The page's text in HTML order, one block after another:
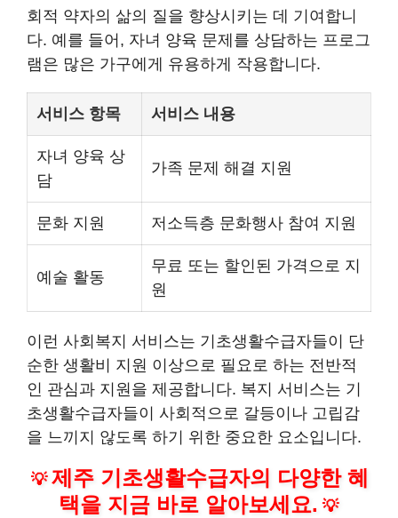
회적 약자의 삶의 질을 향상시키는 데 기여합니
다. 예를 들어, 자녀 양육 문제를 상담하는 프로그
램은 많은 가구에게 유용하게 작용합니다.
서비스 항목 서비스 내용
자녀 양육 상
담
가족 문제 해결 지원
문화 지원 저소득층 문화행사 참여 지원
예술 활동
무료 또는 할인된 가격으로 지
원
이런 사회복지 서비스는 기초생활수급자들이 단
순한 생활비 지원 이상으로 필요로 하는 전반적
인 관심과 지원을 제공합니다. 복지 서비스는 기
초생활수급자들이 사회적으로 갈등이나 고립감
을 느끼지 않도록 하기 위한 중요한 요소입니다.
💡 제주 기초생활수급자의 다양한 혜
택을 지금 바로 알아보세요. 💡